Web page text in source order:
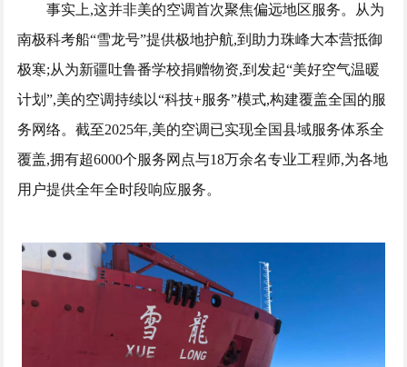
事实上,这并非美的空调首次聚焦偏远地区服务。从为
南极科考船“雪龙号”提供极地护航,到助力珠峰大本营抵御
极寒;从为新疆吐鲁番学校捐赠物资,到发起“美好空气温暖
计划”,美的空调持续以“科技+服务”模式,构建覆盖全国的服
务网络。截至2025年,美的空调已实现全国县域服务体系全
覆盖,拥有超6000个服务网点与18万余名专业工程师,为各地
用户提供全年全时段响应服务。